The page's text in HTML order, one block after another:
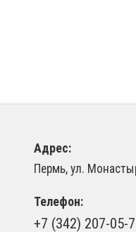
Адрес:
Пермь, ул.
Телефон:
+7 (342) 207-05-